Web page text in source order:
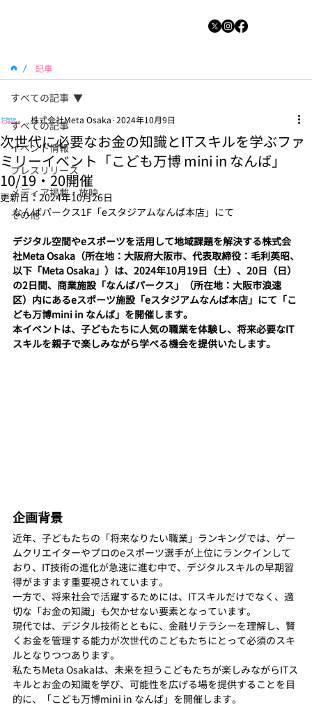
/ 記事
すべての記事
イベント情報
プレスリリース
メディア掲載・放映
その他
すべての記事
次世代に必要なお金の知識とITスキルを学ぶファ
ミリーイベント「こども万博 mini in なんば」
10/19・20開催
株式会社Meta Osaka 2024年10月9日
更新日： 2024年10月26日
なんばパークス1F「eスタジアムなんば本店」にて
デジタル空間やeスポーツを活用して地域課題を解決する株式会
社Meta Osaka（所在地：大阪府大阪市、代表取締役：毛利英昭、
以下「Meta Osaka」）は、2024年10月19日（土）、20日（日）
の2日間、商業施設「なんばパークス」（所在地：大阪市浪速
区）内にあるeスポーツ施設「eスタジアムなんば本店」にて「こ
ども万博mini in なんば」を開催します。
本イベントは、子どもたちに人気の職業を体験し、将来必要なIT
スキルを親子で楽しみながら学べる機会を提供いたします。
企画背景
近年、子どもたちの「将来なりたい職業」ランキングでは、ゲー
ムクリエイターやプロのeスポーツ選手が上位にランクインして
おり、IT技術の進化が急速に進む中で、デジタルスキルの早期習
得がますます重要視されています。
一方で、将来社会で活躍するためには、ITスキルだけでなく、適
切な「お金の知識」も欠かせない要素となっています。
現代では、デジタル技術とともに、金融リテラシーを理解し、賢
くお金を管理する能力が次世代のこどもたちにとって必須のスキ
ルとなりつつあります。
私たちMeta Osakaは、未来を担うこどもたちが楽しみながらITス
キルとお金の知識を学び、可能性を広げる場を提供することを目
的に、「こども万博mini in なんば」を開催します。